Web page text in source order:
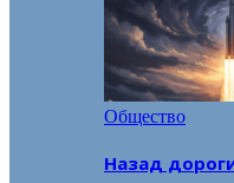
Общество
Назад